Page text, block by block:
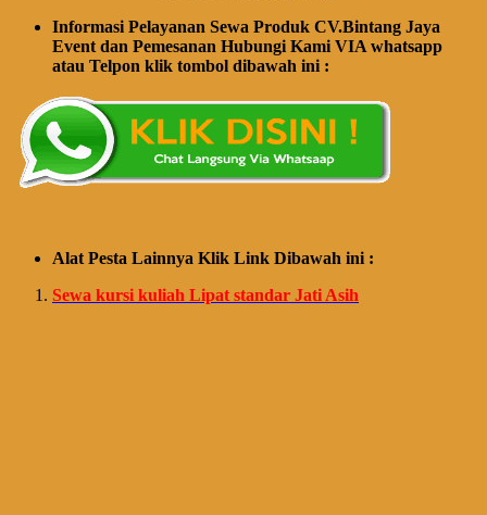
Informasi Pelayanan Sewa Produk CV.Bintang Jaya
Event dan Pemesanan Hubungi Kami VIA whatsapp
atau Telpon klik tombol dibawah ini :
Alat Pesta Lainnya Klik Link Dibawah ini :
Sewa kursi kuliah Lipat standar Jati Asih